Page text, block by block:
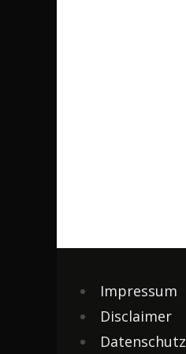
Impressum
Disclaimer
Datenschutz